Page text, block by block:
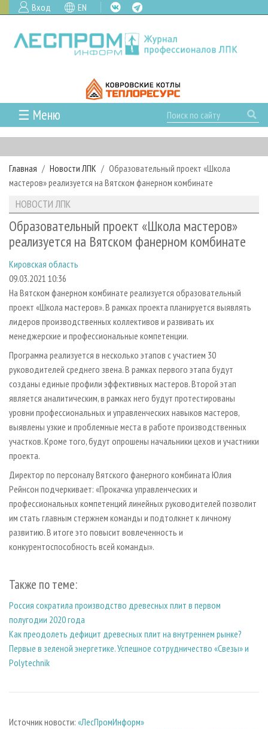
Вход EN
☰ Меню
ГЛАВНАЯ
РУБРИКИ И ТЕМЫ
РУБРИКИ ЖУРНАЛА
ЛЕСОЗАГОТОВКА
ЛЕСОПИЛЕНИЕ
СУШКА ДРЕВЕСИНЫ
ПРОИЗВОДСТВО ДРЕВЕСНЫХ ПЛИТ
ДЕРЕВЯННОЕ ДОМОСТРОЕНИЕ
ПРОИЗВОДСТВО МЕБЕЛИ
БИОЭНЕРГЕТИКА
ЦБП
ИНСТРУМЕНТ И МАТЕРИАЛЫ
НОВОСТИ
НОВОСТИ ЛПК
НОВОСТИ ЖУРНАЛА
ПРОЕКТЫ ЛПИ
АНАЛИТИКА
ПРЕДПРИЯТИЯ ЛПК
ПЕРСОНЫ
МОБИЛЬНЫЕ ВЫСТАВКИ
ОФИЦИАЛЬНЫЕ ДЕЛЕГАЦИИ
ПРИОРИТЕТНЫЕ ИНВЕСТПРОЕКТЫ
RUSSIAN FORESTRY REVIEW
ГАЗЕТА ЛЕСПРОМФОРУМ
БИБЛИОТЕКА СПЕЦИАЛИСТА
АРХИВ
АРХИВ ЖУРНАЛОВ
СТАТЬИ
О ЖУРНАЛЕ
ПОДПИСКА
КОНТАКТЫ
РЕКЛАМОДАТЕЛЯМ
РЕКЛАМА
РЕКЛАМА НА САЙТЕ
Главная Новости ЛПК
Образовательный проект «Школа
мастеров» реализуется на Вятском фанерном комбинате
НОВОСТИ ЛПК
Образовательный проект «Школа мастеров»
реализуется на Вятском фанерном комбинате
Кировская область
09.03.2021 10:36
На Вятском фанерном комбинате реализуется образовательный
проект «Школа мастеров». В рамках проекта планируется выявлять
лидеров производственных коллективов и развивать их
менеджерские и профессиональные компетенции.
Программа реализуется в несколько этапов с участием 30
руководителей среднего звена. В рамках первого этапа будут
созданы единые профили эффективных мастеров. Второй этап
является аналитическим, в рамках него будут протестированы
уровни профессиональных и управленческих навыков мастеров,
выявлены узкие и проблемные места в работе производственных
участков. Кроме того, будут опрошены начальники цехов и участники
проекта.
Директор по персоналу Вятского фанерного комбината Юлия
Рейнсон подчеркивает: «Прокачка управленческих и
профессиональных компетенций линейных руководителей позволит
им стать главным стержнем команды и подтолкнет к личному
развитию. В итоге это повысит вовлеченность и
конкурентоспособность всей команды».
Также по теме:
Россия сократила производство древесных плит в первом
полугодии 2020 года
Как преодолеть дефицит древесных плит на внутреннем рынке?
Первые в зеленой энергетике. Успешное сотрудничество «Свезы» и
Polytechnik
Источник новости: «ЛесПромИнформ»